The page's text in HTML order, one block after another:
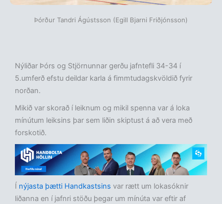
Þórður Tandri Ágústsson (Egill Bjarni Friðjónsson)
Nýliðar Þórs og Stjörnunnar gerðu jafntefli 34-34 í
5.umferð efstu deildar karla á fimmtudagskvöldið fyrir
norðan.
Mikið var skorað í leiknum og mikil spenna var á loka
mínútum leiksins þar sem liðin skiptust á að vera með
forskotið.
Í nýjasta þætti Handkastsins var rætt um lokasóknir
liðanna en í jafnri stöðu þegar um mínúta var eftir af